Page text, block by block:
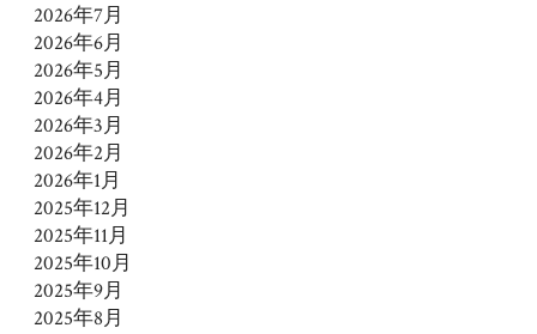
2026年7月
2026年6月
2026年5月
2026年4月
2026年3月
2026年2月
2026年1月
2025年12月
2025年11月
2025年10月
2025年9月
2025年8月